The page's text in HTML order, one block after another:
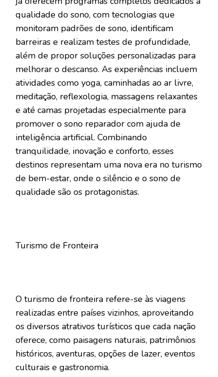
qualidade do sono, com tecnologias que
monitoram padrões de sono, identificam
barreiras e realizam testes de profundidade,
além de propor soluções personalizadas para
melhorar o descanso. As experiências incluem
atividades como yoga, caminhadas ao ar livre,
meditação, reflexologia, massagens relaxantes
e até camas projetadas especialmente para
promover o sono reparador com ajuda de
inteligência artificial. Combinando
tranquilidade, inovação e conforto, esses
destinos representam uma nova era no turismo
de bem-estar, onde o silêncio e o sono de
qualidade são os protagonistas.
Turismo de Fronteira
O turismo de fronteira refere-se às viagens
realizadas entre países vizinhos, aproveitando
os diversos atrativos turísticos que cada nação
oferece, como paisagens naturais, patrimônios
históricos, aventuras, opções de lazer, eventos
culturais e gastronomia.